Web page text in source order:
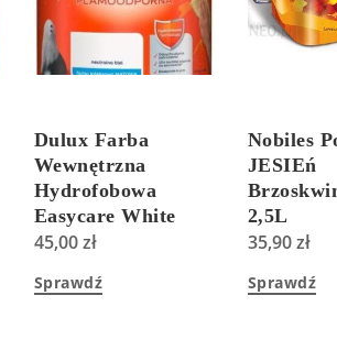
Dulux Farba
Wewnętrzna
Hydrofobowa
Easycare White
Baza A Biała Mat
45,00zł
Sprawdź
Nobiles
JESIEń
2,5L
35,90zł
Sprawdź